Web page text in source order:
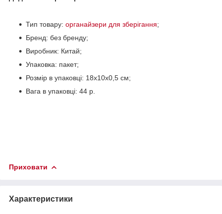
Тип товару: органайзери для зберігання;
Бренд: без бренду;
Виробник: Китай;
Упаковка: пакет;
Розмір в упаковці: 18х10х0,5 см;
Вага в упаковці: 44 р.
Приховати
Характеристики